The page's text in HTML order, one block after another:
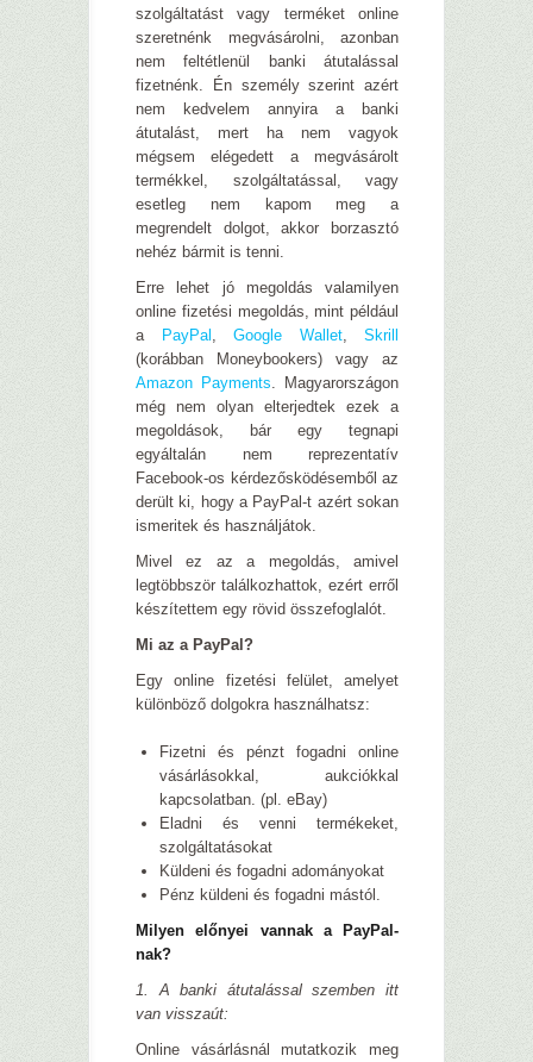
szolgáltatást vagy terméket online
szeretnénk megvásárolni, azonban
nem feltétlenül banki átutalással
fizetnénk. Én személy szerint azért
nem kedvelem annyira a banki
átutalást, mert ha nem vagyok
mégsem elégedett a megvásárolt
termékkel, szolgáltatással, vagy
esetleg nem kapom meg a
megrendelt dolgot, akkor borzasztó
nehéz bármit is tenni.
Erre lehet jó megoldás valamilyen
online fizetési megoldás, mint például
a
PayPal , Google Wallet, Skrill
(korábban Moneybookers) vagy az
Amazon Payments. Magyarországon
még nem olyan elterjedtek ezek a
megoldások, bár egy tegnapi
egyáltalán nem reprezentatív
Facebook-os kérdezősködésemből az
derült ki, hogy a PayPal-t azért sokan
ismeritek és használjátok.
Mivel ez az a megoldás, amivel
legtöbbször találkozhattok, ezért erről
készítettem egy rövid összefoglalót.
Mi az a PayPal?
Egy online fizetési felület, amelyet
különböző dolgokra használhatsz:
Fizetni és pénzt fogadni online
vásárlásokkal, aukciókkal
kapcsolatban. (pl. eBay)
Eladni és venni termékeket,
szolgáltatásokat
Küldeni és fogadni adományokat
Pénz küldeni és fogadni mástól.
Milyen előnyei vannak a PayPal-
nak?
1. A banki átutalással szemben itt
van visszaút:
Online vásárlásnál mutatkozik meg